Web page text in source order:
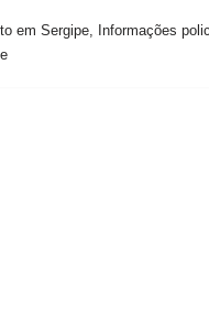
em Sergipe, Informações